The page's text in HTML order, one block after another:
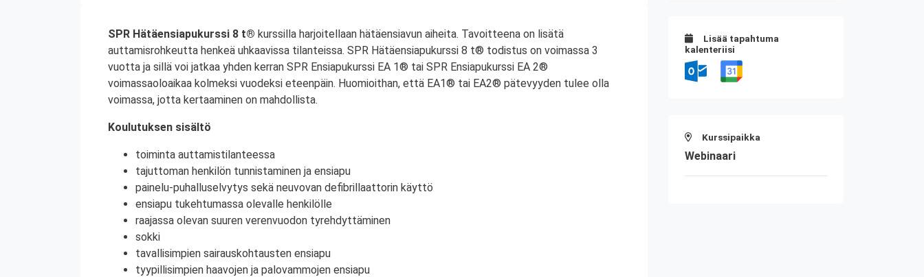
SPR Hätäensiapukurssi 8 t® kurssilla harjoitellaan hätäensiavun aiheita. Tavoitteena on lisätä
auttamisrohkeutta henkeä uhkaavissa tilanteissa. SPR Hätäensiapukurssi 8 t® todistus on voimassa 3
vuotta ja sillä voi jatkaa yhden kerran SPR Ensiapukurssi EA 1® tai SPR Ensiapukurssi EA 2®
voimassaoloaikaa kolmeksi vuodeksi eteenpäin. Huomioithan, että EA1® tai EA2® pätevyyden tulee olla
voimassa, jotta kertaaminen on mahdollista.
Koulutuksen sisältö
toiminta auttamistilanteessa
tajuttoman henkilön tunnistaminen ja ensiapu
painelu-puhalluselvytys sekä neuvovan defibrillaattorin käyttö
ensiapu tukehtumassa olevalle henkilölle
raajassa olevan suuren verenvuodon tyrehdyttäminen
sokki
tavallisimpien sairauskohtausten ensiapu
tyypillisimpien haavojen ja palovammojen ensiapu
Lisää tapahtuma
kalenteriisi
Kurssipaikka
Webinaari